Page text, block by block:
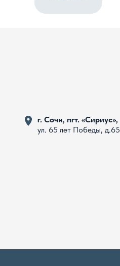
г. Сочи, пгт. «Сириус»,
ул. 65 лет Победы, д.65